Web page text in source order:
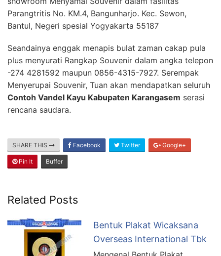
Parangtritis No. KM.4, Bangunharjo. Kec. Sewon,
Bantul, Negeri spesial Yogyakarta 55187
Seandainya enggak menapis bulat zaman cakap pula
plus menyurati Rangkap Souvenir dalam angka telepon
-274 4281592 maupun 0856-4315-7927. Serempak
Menyerupai Souvenir, Tuan akan mendapatkan seluruh
Contoh Vandel Kayu Kabupaten Karangasem serasi
rencana saudara.
SHARE THIS Facebook Twitter Google+
Pin It Buffer
Related Posts
Bentuk Plakat Wicaksana
Overseas International Tbk